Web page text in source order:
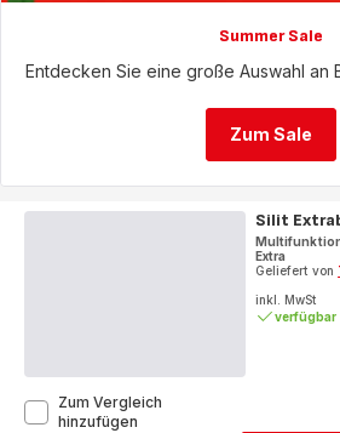
Summer Sale
Entdecken Sie eine große Auswahl an
Zum Sale
Silit
Extra
Geliefert von
inkl. MwSt
verfügbar
Zum Vergleich
hinzufügen